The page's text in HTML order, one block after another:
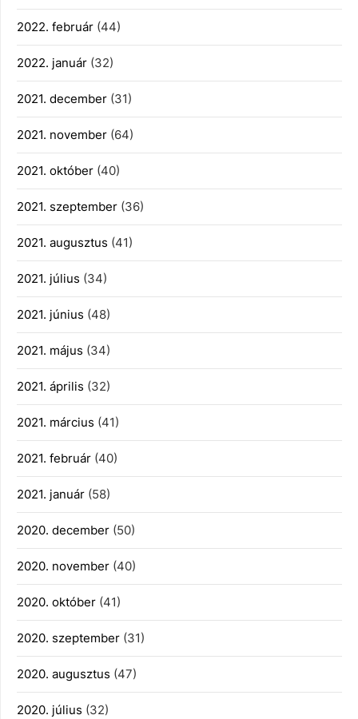
2022. február (44)
2022. január (32)
2021. december (31)
2021. november (64)
2021. október (40)
2021. szeptember (36)
2021. augusztus (41)
2021. július (34)
2021. június (48)
2021. május (34)
2021. április (32)
2021. március (41)
2021. február (40)
2021. január (58)
2020. december (50)
2020. november (40)
2020. október (41)
2020. szeptember (31)
2020. augusztus (47)
2020. július (32)